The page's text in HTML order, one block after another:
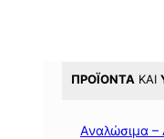
ΠΡΟΪΌΝΤΑ ΚΑΙ
Αναλώσιμα –